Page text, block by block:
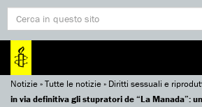
Notizie»Tutte le notizie» Diritti sessuali e
in via definitiva gli stupratori de “La Manada”: